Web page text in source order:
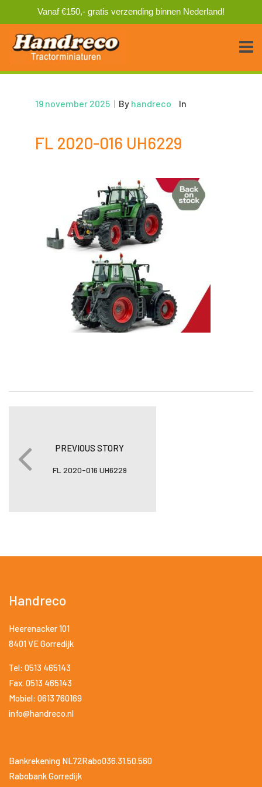
Vanaf €150,- gratis verzending binnen Nederland!
19 november 2025 | By handreco In
FL 2020-016 UH6229
PREVIOUS STORY
FL 2020-016 UH6229
Handreco
Heerenacker 101
8401 VE Gorredijk
Tel: 0513 465143
Fax. 0513 465143
Mobiel: 0613 760169
info@handreco.nl
Bankrekening NL72Rabo036.31.50.560
Rabobank Gorredijk